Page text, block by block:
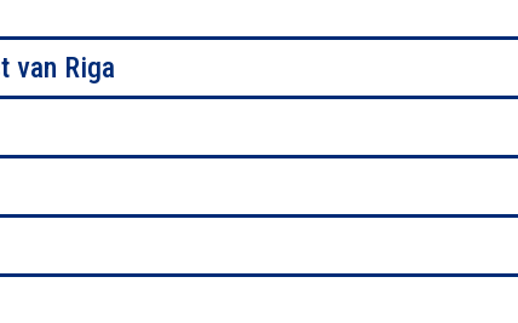
van Riga